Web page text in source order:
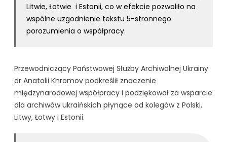
Litwie, Łotwie i Estonii, co w efekcie pozwoliło na
wspólne uzgodnienie tekstu 5-stronnego
porozumienia o współpracy.
Przewodniczący Państwowej Służby Archiwalnej Ukrainy
dr Anatolii Khromov podkreślił znaczenie
międzynarodowej współpracy i podziękował za wsparcie
dla archiwów ukraińskich płynące od kolegów z Polski,
Litwy, Łotwy i Estonii.